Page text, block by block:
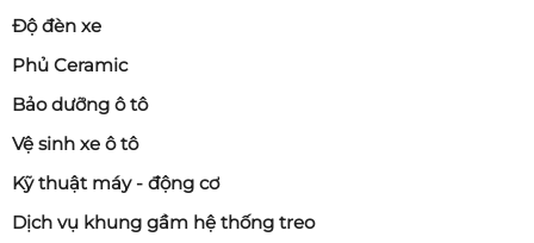
Độ đèn xe
Phủ Ceramic
Bảo dưỡng ô tô
Vệ sinh xe ô tô
Kỹ thuật máy - động cơ
Dịch vụ khung gầm hệ thống treo